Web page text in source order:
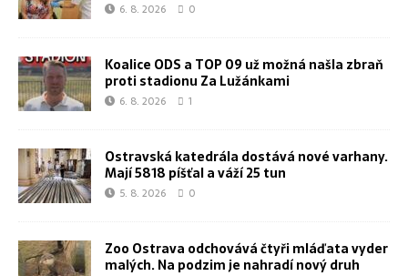
6. 8. 2026 0
Koalice ODS a TOP 09 už možná našla zbraň
proti stadionu Za Lužánkami
6. 8. 2026 1
Ostravská katedrála dostává nové varhany.
Mají 5818 píšťal a váží 25 tun
5. 8. 2026 0
Zoo Ostrava odchovává čtyři mláďata vyder
malých. Na podzim je nahradí nový druh